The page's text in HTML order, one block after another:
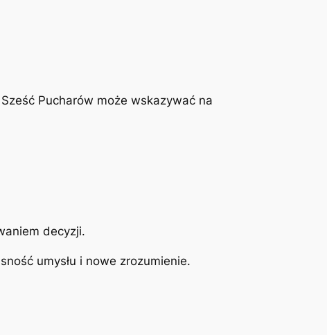
Pucharów może wskazywać na
decyzji.
umysłu i nowe zrozumienie.